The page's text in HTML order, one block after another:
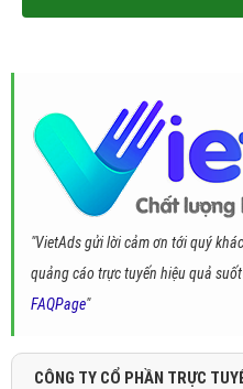
"VietAds gửi lời cảm ơn tới quý
quảng cáo trực tuyến hiệu quả
FAQPage"
CÔNG TY CỔ PHẦN TRỰC